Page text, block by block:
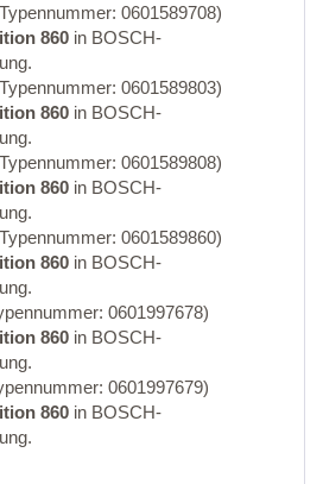
0601589708)
860 in BOSCH-
0601589803)
860 in BOSCH-
0601589808)
860 in BOSCH-
0601589860)
860 in BOSCH-
0601997678)
860 in BOSCH-
0601997679)
860 in BOSCH-